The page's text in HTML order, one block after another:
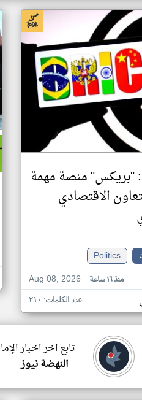
"بريكس" منصة مهمة
الاقتصادي
Politics
Aug 08, 2026
منذ ١٦ ساعة
عدد الكلمات: ٢١٠
تابع اخر اخبار
النهضة نيوز